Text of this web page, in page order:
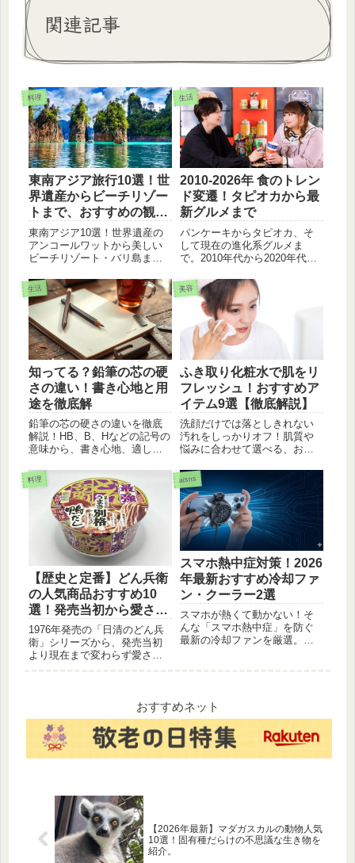
関連記事
料理
東南アジア旅行10選！世
界遺産からビーチリゾー
トまで、おすすめの観光
地を紹介
東南アジア10選！世界遺産の
アンコールワットから美しい
ビーチリゾート・バリ島ま
介。東南アジア旅行を計画す
る際の参考に！
生活
2010-2026年 食のトレン
ド変遷！タピオカから最
新グルメまで
パンケーキからタピオカ、そ
して現在の進化系グルメま
で。2010年代から2020年代の
み物を振り返ります。SNSで
話題になったあのスイーツ
や、コロナ禍で変化した食の
意識、今まさに注目すべき最
新トレンドを徹底解説。食の
歴史を振り返り、今の「美味
しい」を探しましょう。
生活
知ってる？鉛筆の芯の硬
さの違い！書き心地と用
途を徹底解
鉛筆の芯の硬さの違いを徹底
解説！HB、B、Hなどの記号の
意味から、書き心地、適した
用途に合った鉛筆を選んで、
もっと快適に書くことを楽し
みましょう。
美容
ふき取り化粧水で肌をリ
フレッシュ！おすすめア
イテム9選【徹底解説】
洗顔だけでは落としきれない
汚れをしっかりオフ！肌質や
悩みに合わせて選べる、おす
紹介。美容成分配合で保湿し
ながら、毛穴の黒ずみ、角質
ケアも。人気ブランドのアイ
テムからプチプラまで、あな
たにぴったりの1品が見つかり
ます。
料理
【歴史と定番】どん兵衛
の人気商品おすすめ10
選！発売当初から愛され
るロングセラーの秘密
1976年発売の「日清のどん兵
衛」シリーズから、発売当初
より現在まで変わらず愛され
イズなど、和風カップ麺の歴
史を作ったロングセラーを東
西のつゆの秘密と共にご紹介
します。
aisns
スマホ熱中症対策！2026
年最新おすすめ冷却ファ
ン・クーラー2選
スマホが熱くて動かない！そ
んな「スマホ熱中症」を防ぐ
最新の冷却ファンを厳選。ペ
画撮影やゲーム中の熱暴走を
防ぎましょう。
おすすめネット
【2026年最新】マダガスカルの動物人気
10選！固有種だらけの不思議な生き物を
紹介。